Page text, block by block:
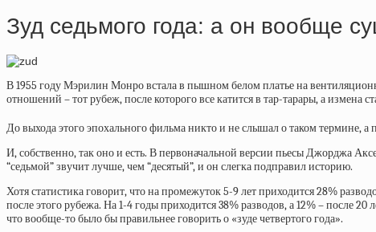
Зуд седьмого года: а он вообще
В 1955 году Мэрилин Монро встала в пышном белом платье на
отношений – тот рубеж, после которого все катится в тар-тарары, а измена
До выхода этого эпохального фильма никто и не слышал о таком термине, а
И, собственно, так оно и есть. В первоначальной версии пьесы Джорджа
“седьмой” звучит лучше, чем “десятый”, и он слегка подправил историю.
Хотя статистика говорит, что на промежуток 5-9 лет приходится 28%
после этого рубежа. На 1-4 годы приходится 38% разводов, а 12% – после
что вообще-то было бы правильнее говорить о «зуде четвертого года».